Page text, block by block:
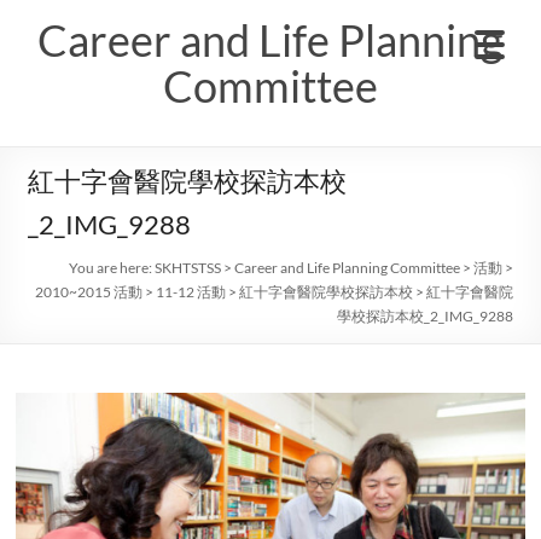
contentCareer and Life Planning
Committee
紅十字會醫院學校探訪本校
_2_IMG_9288
You are here:SKHTSTSS >Career and Life Planning Committee >活動 >
2010~2015 活動 > 11-12 活動 >紅十字會醫院學校探訪本校 >紅十字會醫院
學校探訪本校_2_IMG_9288